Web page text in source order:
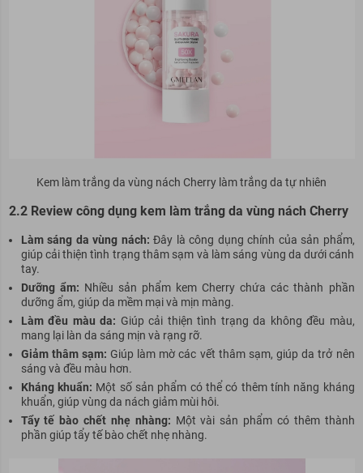
Kem làm trắng da vùng nách Cherry làm trắng da tự nhiên
2.2 Review công dụng kem làm trắng da vùng nách Cherry
Làm sáng da vùng nách: Đây là công dụng chính của sản phẩm,
giúp cải thiện tình trạng thâm sạm và làm sáng vùng da dưới cánh
tay.
Dưỡng ẩm: Nhiều sản phẩm kem Cherry chứa các thành phần
dưỡng ẩm, giúp da mềm mại và mịn màng.
Làm đều màu da: Giúp cải thiện tình trạng da không đều màu,
mang lại làn da sáng mịn và rạng rỡ.
Giảm thâm sạm: Giúp làm mờ các vết thâm sạm, giúp da trở nên
sáng và đều màu hơn.
Kháng khuẩn: Một số sản phẩm có thể có thêm tính năng kháng
khuẩn, giúp vùng da nách giảm mùi hôi.
Tẩy tế bào chết nhẹ nhàng: Một vài sản phẩm có thêm thành
phần giúp tẩy tế bào chết nhẹ nhàng.